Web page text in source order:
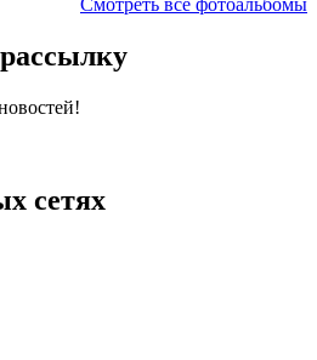
Смотреть все фотоальбомы
сетях